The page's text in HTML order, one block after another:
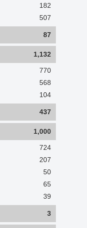
182
507
87
1,132
770
568
104
437
1,000
724
207
50
65
39
3